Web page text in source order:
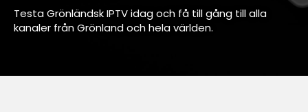
Testa Grönländsk IPTV idag och få till gång till alla
kanaler från Grönland och hela världen.